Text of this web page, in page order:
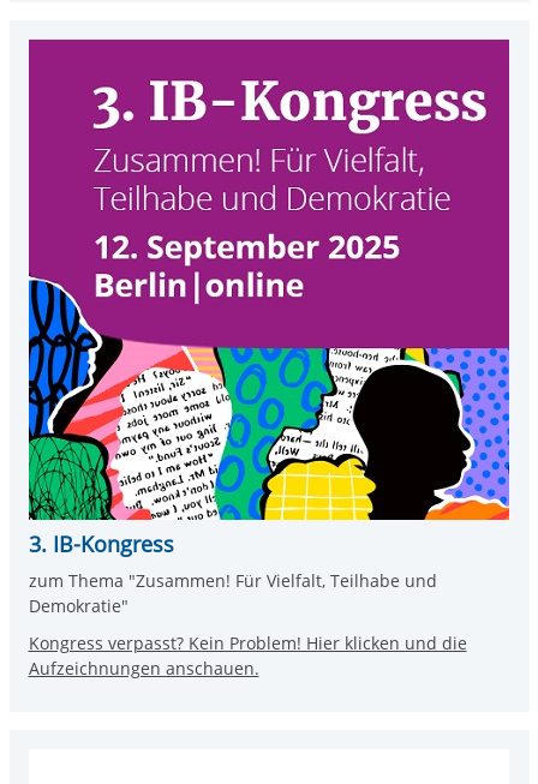
3. IB-Kongress
zum Thema "Zusammen! Für Vielfalt, Teilhabe und
Demokratie"
Kongress verpasst? Kein Problem! Hier klicken und die
Aufzeichnungen anschauen.